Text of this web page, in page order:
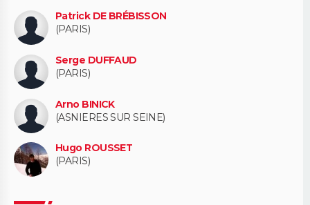
Patrick DE BRÉBISSON
(PARIS)
Serge DUFFAUD
(PARIS)
Arno BINICK
(ASNIERES SUR SEINE)
Hugo ROUSSET
(PARIS)